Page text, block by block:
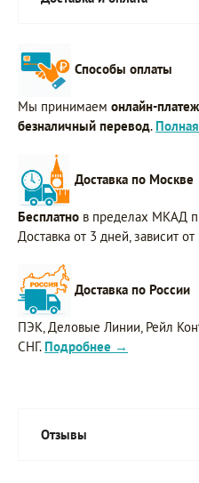
Способы оплаты
Мы принимаем онлайн-
безналичный перевод.
Доставка по Москве
Бесплатно в пределах МКАД
Доставка от 3 дней, зависит
Доставка по России
ПЭК, Деловые Линии, Рейл
СНГ. Подробнее →
Отзывы